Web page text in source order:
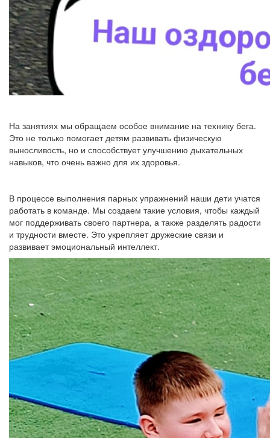
На занятиях мы обращаем особое внимание на технику бега.
Это не только помогает детям развивать физическую
выносливость, но и способствует улучшению дыхательных
навыков, что очень важно для их здоровья.
В процессе выполнения парных упражнений наши дети учатся
работать в команде. Мы создаем такие условия, чтобы каждый
мог поддерживать своего партнера, а также разделять радости
и трудности вместе. Это укрепляет дружеские связи и
развивает эмоциональный интеллект.